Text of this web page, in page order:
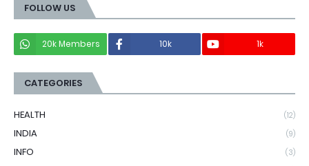
FOLLOW US
20k Members 10k 1k
CATEGORIES
HEALTH (12)
INDIA (9)
INFO (3)